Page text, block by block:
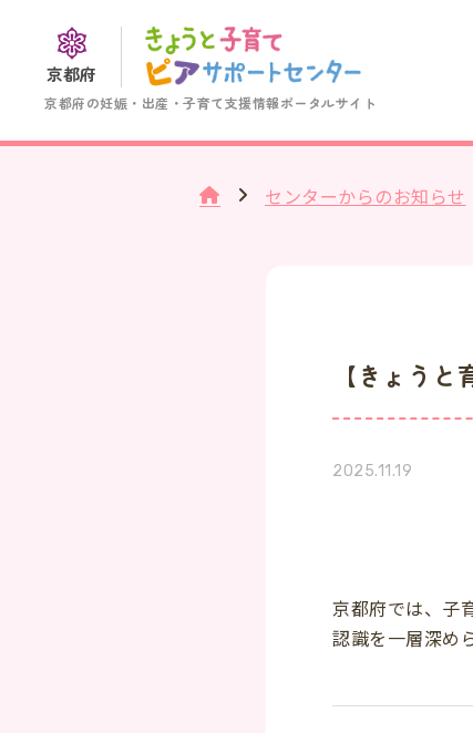
京都府の妊娠・出産・子育て支援情報ポータルサイト
京都府
センターからのお知らせ
【きょう
2025.11.19
京都府では、子
認識を一層深め